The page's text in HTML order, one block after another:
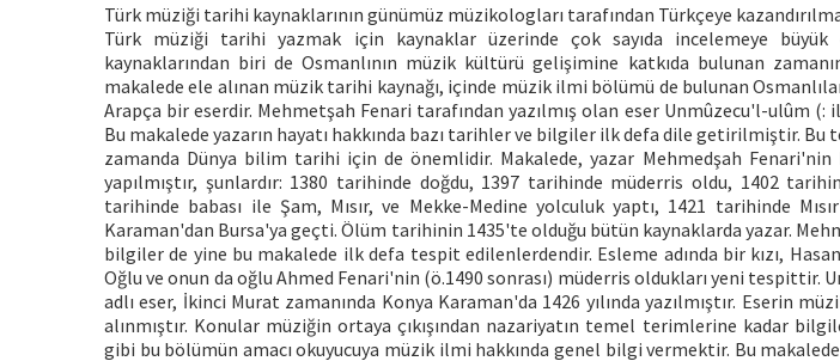
Türk müziği tarihi kaynaklarının günümüz müzikologları tarafından Türkçeye
Türk müziği tarihi yazmak için kaynaklar üzerinde çok sayıda incelemeye
kaynaklarından biri de Osmanlının müzik kültürü gelişimine katkıda bulunan
makalede ele alınan müzik tarihi kaynağı, içinde müzik ilmi bölümü de bulunan
Arapça bir eserdir. Mehmetşah Fenari tarafından yazılmış olan eser Unmûzecu'l-ulûm (:
Bu makalede yazarın hayatı hakkında bazı tarihler ve bilgiler ilk defa dile getirilmiştir. Bu
zamanda Dünya bilim tarihi için de önemlidir. Makalede, yazar Mehmedşah
yapılmıştır, şunlardır: 1380 tarihinde doğdu, 1397 tarihinde müderris oldu, 1402
tarihinde babası ile Şam, Mısır, ve Mekke-Medine yolculuk yaptı, 1421 tarihinde
Karaman'dan Bursa'ya geçti. Ölüm tarihinin 1435'te olduğu bütün kaynaklarda yazar.
bilgiler de yine bu makalede ilk defa tespit edilenlerdendir. Esleme adında bir kızı,
Oğlu ve onun da oğlu Ahmed Fenari'nin (ö.1490 sonrası) müderris oldukları yeni
adlı eser, İkinci Murat zamanında Konya Karaman'da 1426 yılında yazılmıştır. Eserin
alınmıştır. Konular müziğin ortaya çıkışından nazariyatın temel terimlerine kadar
gibi bu bölümün amacı okuyucuya müzik ilmi hakkında genel bilgi vermektir. Bu